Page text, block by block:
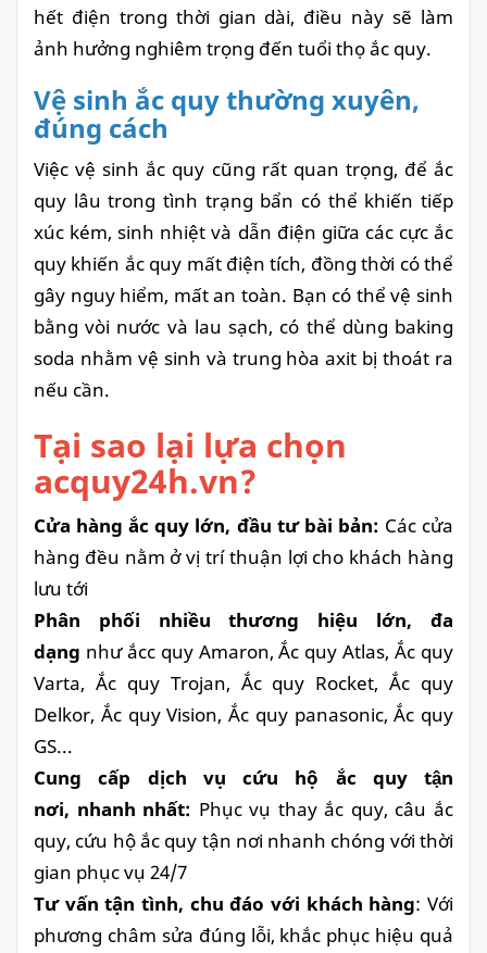
hết điện trong thời gian dài, điều này sẽ làm
ảnh hưởng nghiêm trọng đến tuổi thọ ắc quy.
Vệ sinh ắc quy thường xuyên,
đúng cách
Việc vệ sinh ắc quy cũng rất quan trọng, để ắc
quy lâu trong tình trạng bẩn có thể khiến tiếp
xúc kém, sinh nhiệt và dẫn điện giữa các cực ắc
quy khiến ắc quy mất điện tích, đồng thời có thể
gây nguy hiểm, mất an toàn. Bạn có thể vệ sinh
bằng vòi nước và lau sạch, có thể dùng baking
soda nhằm vệ sinh và trung hòa axit bị thoát ra
nếu cần.
Tại sao lại lựa chọn
acquy24h.vn?
Cửa hàng ắc quy lớn, đầu tư bài bản: Các cửa
hàng đều nằm ở vị trí thuận lợi cho khách hàng
lưu tới
Phân phối nhiều thương hiệu lớn, đa
dạng như ắcc quy Amaron, Ắc quy Atlas, Ắc quy
Varta, Ắc quy Trojan, Ắc quy Rocket, Ắc quy
Delkor, Ắc quy Vision, Ắc quy panasonic, Ắc quy
GS...
Cung cấp dịch vụ cứu hộ ắc quy tận
nơi, nhanh nhất: Phục vụ thay ắc quy, câu ắc
quy, cứu hộ ắc quy tận nơi nhanh chóng với thời
gian phục vụ 24/7
Tư vấn tận tình, chu đáo với khách hàng: Với
phương châm sửa đúng lỗi, khắc phục hiệu quả